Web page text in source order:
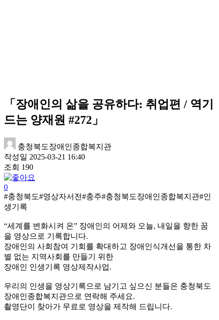
「장애인의 삶을 공유하다: 취업편 / 역기
드는 양재원 #272」
충청북도장애인종합복지관
작성일 2025-03-21 16:40
조회 190
0
#충청북도#영상자서전#충주#충청북도장애인종합복지관#인
생기록
“세계를 변화시켜 온” 장애인의 어제와 오늘, 내일을 향한 꿈
을 영상으로 기록합니다.
장애인의 사회참여 기회를 확대하고 장애인식개선을 통한 차
별 없는 지역사회를 만들기 위한
장애인 인생기록 영상제작사업.
우리의 인생을 영상기록으로 남기고 싶으신 분들은 충청북도
장애인종합복지관으로 연락해 주세요.
촬영단이 찾아가 무료로 영상을 제작해 드립니다.